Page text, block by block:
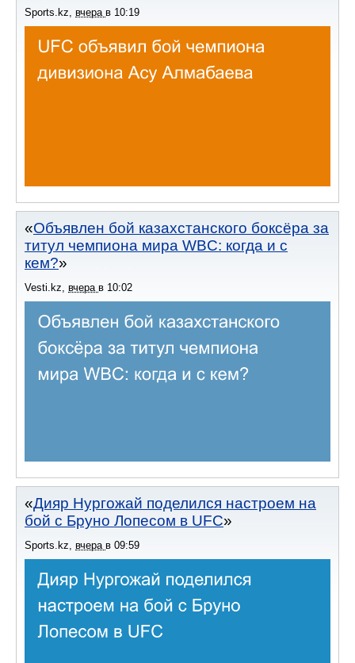
Sports.kz вчера в 10:19
Объявлен бой казахстанского боксёра за
титул чемпиона мира WBC: когда и с
кем?
Vesti.kz вчера в 10:02
Дияр Нургожай поделился настроем на
бой с Бруно Лопесом в UFC
Sports.kz вчера в 09:59